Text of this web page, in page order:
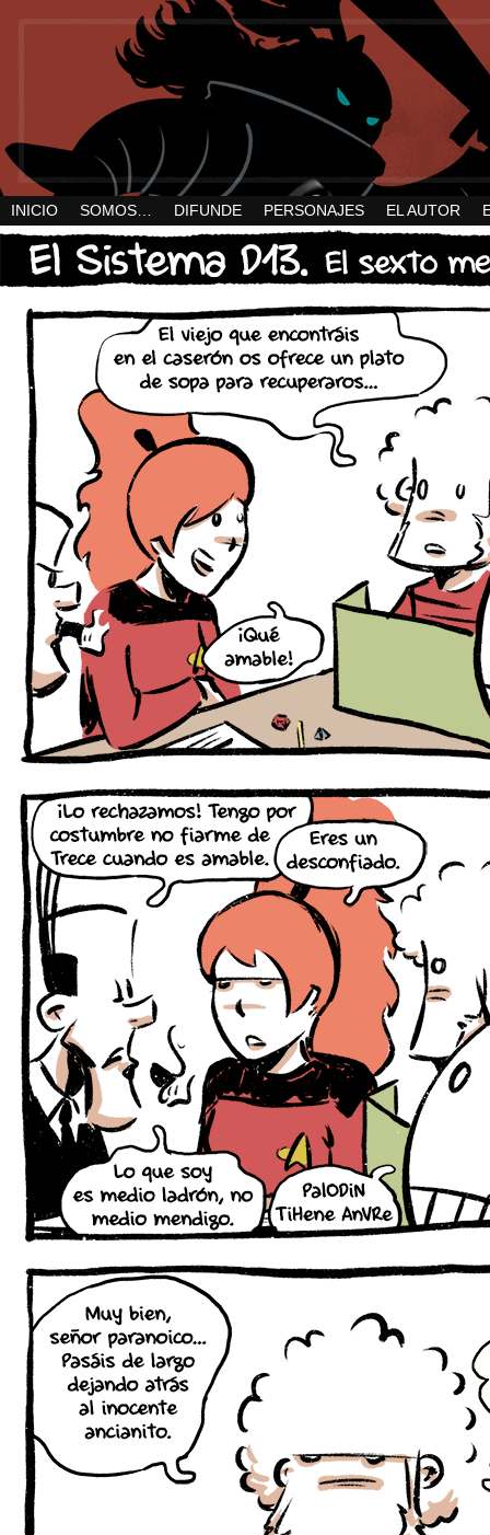
INICIO SOMOS… DIFUNDE PERSONAJES EL AUTOR